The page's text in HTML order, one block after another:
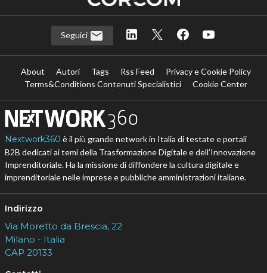
Seguici
About Autori Tags Rss Feed
Privacy e Cookie Policy
Terms&Conditions Contenuti Specialistici
Cookie Center
Nextwork360 è il più grande network in Italia di testate e portali
B2B dedicati ai temi della Trasformazione Digitale e dell’Innovazione
Imprenditoriale. Ha la missione di diffondere la cultura digitale e
imprenditoriale nelle imprese e pubbliche amministrazioni italiane.
Indirizzo
Via Moretto da Brescia, 22
Milano - Italia
CAP 20133